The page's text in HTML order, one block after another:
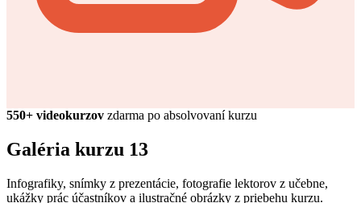
550+ videokurzov zdarma po absolvovaní kurzu
Galéria kurzu 13
Infografiky, snímky z prezentácie, fotografie lektorov z učebne,
ukážky prác účastníkov a ilustračné obrázky z priebehu kurzu.